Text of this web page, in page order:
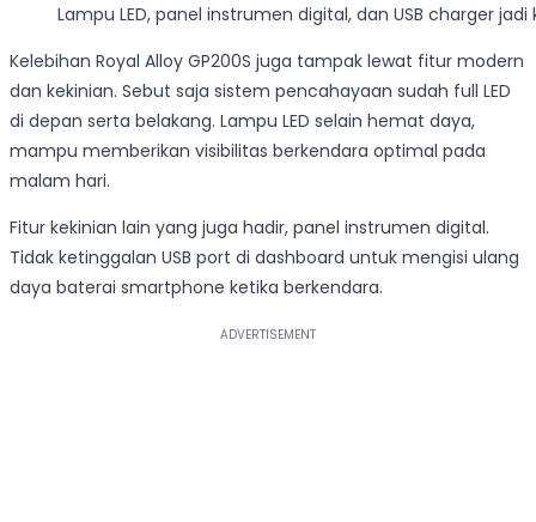
Lampu LED, panel instrumen digital, dan USB charger
Kelebihan Royal Alloy GP200S juga tampak lewat fitur modern
dan kekinian. Sebut saja sistem pencahayaan sudah full LED
di depan serta belakang. Lampu LED selain hemat daya,
mampu memberikan visibilitas berkendara optimal pada
malam hari.
Fitur kekinian lain yang juga hadir, panel instrumen digital.
Tidak ketinggalan USB port di dashboard untuk mengisi ulang
daya baterai smartphone ketika berkendara.